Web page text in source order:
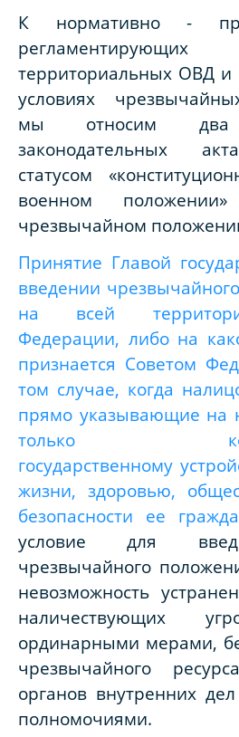
К нормативно -
регламентирующих
территориальных ОВД и
условиях
мы относим два
законодательных
статусом
военном
чрезвычайном
Принятие Главой
введении
на всей
Федерации, либо на
признается Советом
том случае, когда
прямо указывающие на
только
государственному
жизни, здоровью,
безопасности ее
условие для
чрезвычайного
невозможность
наличествующих
ординарными мерами,
чрезвычайного
органов внутренних
полномочиями.